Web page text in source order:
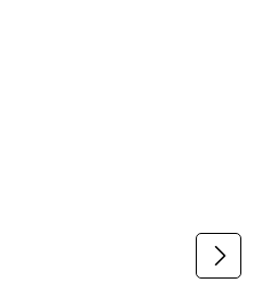
nicht verfügbar.)